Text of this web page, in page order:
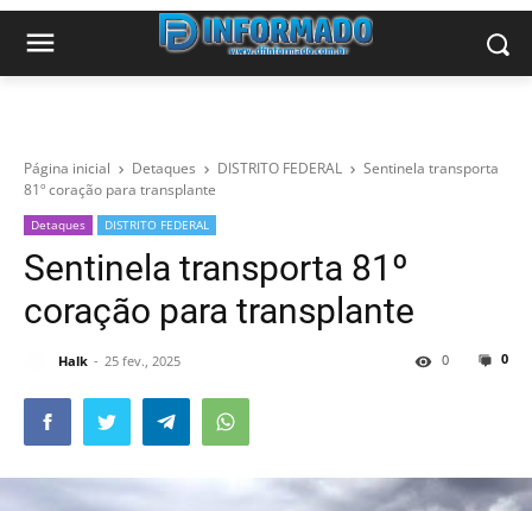
Página inicial Detaques DISTRITO FEDERAL
Sentinela transporta
81º coração para transplante
Detaques DISTRITO FEDERAL
Sentinela transporta 81º
coração para transplante
Halk 25 fev., 2025 0
0